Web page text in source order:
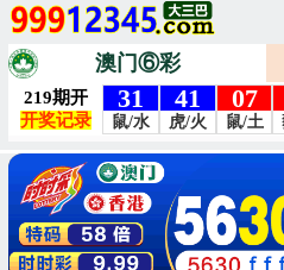
澳门⑥彩